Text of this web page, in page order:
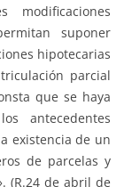
suponer
hipotecarias
parcial
que se haya
antecedentes
existencia de un
de parcelas y
(R.24 de abril de